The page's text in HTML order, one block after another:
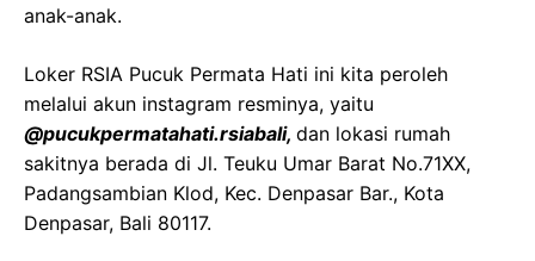
anak-anak.
Loker RSIA Pucuk Permata Hati ini kita peroleh
melalui akun instagram resminya, yaitu
@pucukpermatahati.rsiabali, dan lokasi rumah
sakitnya berada di Jl. Teuku Umar Barat No.71XX,
Padangsambian Klod, Kec. Denpasar Bar., Kota
Denpasar, Bali 80117.